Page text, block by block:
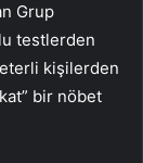
Grup
testlerden
kişilerden
bir nöbet